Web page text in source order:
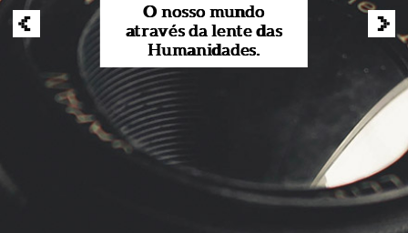
O nosso mundo
através da lente das
Humanidades.
‹ ›